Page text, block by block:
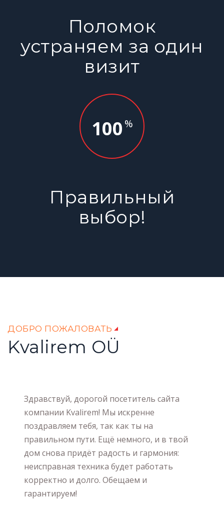
Поломок
устраняем за один
визит
100 %
Правильный
выбор!
ДОБРО ПОЖАЛОВАТЬ
Kvalirem OÜ
Здравствуй, дорогой посетитель сайта
компании Kvalirem! Мы искренне
поздравляем тебя, так как ты на
правильном пути. Ещё немного, и в твой
дом снова придёт радость и гармония:
неисправная техника будет работать
корректно и долго. Обещаем и
гарантируем!